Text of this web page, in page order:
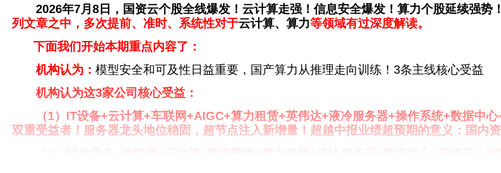
2026年7月8日， 国资云个股全线爆发！云计算走强！信息安全爆发！算力个股延续强势
列文章之中，多次提前、准时、系统性对于云计算、 算力等领域有过深度解读。
下面我们开始本期重点内容了：
机构认为： 模型安全和可及性日益重要，国产算力从推理走向训练！3条主线核心受益
机构认为这3家公司核心受益：
（1） IT设备+云计算+车联网+AIGC+算力租赁+英伟达+液冷服务器+操作系统+数据中心
双重受益者！服务器龙头地位稳固，超节点注入新增量！超越中报业绩超预期的意义：国内